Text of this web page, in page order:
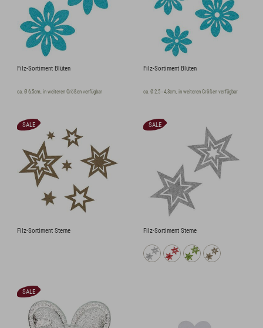
Filz-Sortiment Blüten
ca. Ø 6,5cm, in weiteren Größen verfügbar
Filz-Sortiment Blüten
ca. Ø 2,5 - 4,3cm, in weiteren Größen verfügbar
SALE
Filz-Sortiment Sterne
SALE
Filz-Sortiment Sterne
SALE